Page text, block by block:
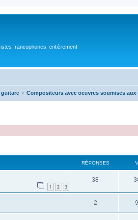
francophones, entièrement
Compositeurs avec oeuvres soumises
RÉPONSES
1 2 3
38
é
2R
é